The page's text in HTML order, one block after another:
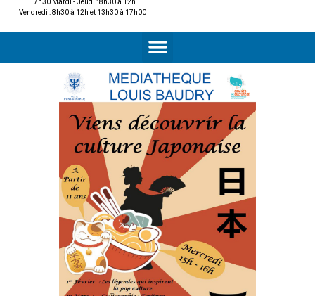
17h30 Mardi - Jeudi : 8h30 à 12h
Vendredi : 8h30 à 12h et 13h30 à 17h00